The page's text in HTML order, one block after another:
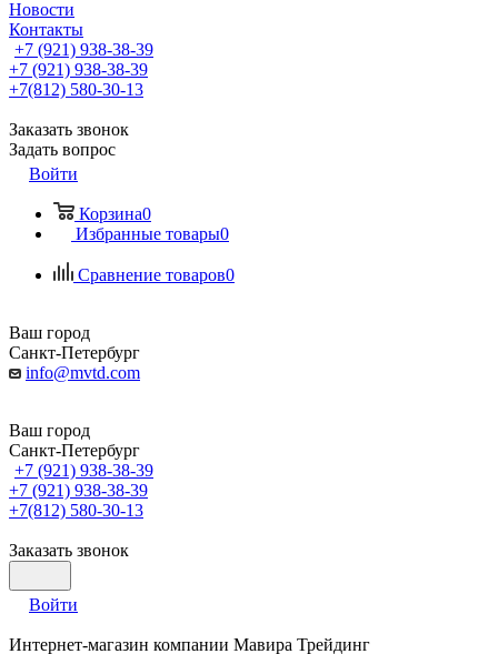
Новости
Контакты
+7 (921) 938-38-39
+7 (921) 938-38-39
+7(812) 580-30-13
Заказать звонок
Задать вопрос
Войти
Корзина0
Избранные товары0
Сравнение товаров0
Ваш город
Санкт-Петербург
info@mvtd.com
Ваш город
Санкт-Петербург
+7 (921) 938-38-39
+7 (921) 938-38-39
+7(812) 580-30-13
Заказать звонок
Войти
Интернет-магазин компании Мавира Трейдинг